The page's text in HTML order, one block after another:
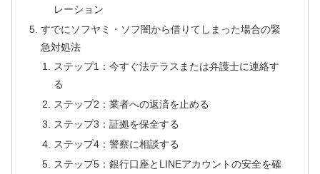
レーション
すでにソフヤミ・ソフ闇から借りてしまった場合の緊
急対処法
ステップ1：今すぐ法テラスまたは弁護士に連絡す
る
ステップ2：業者への返済を止める
ステップ3：証拠を保全する
ステップ4：警察に相談する
ステップ5：銀行口座とLINEアカウントの安全を確